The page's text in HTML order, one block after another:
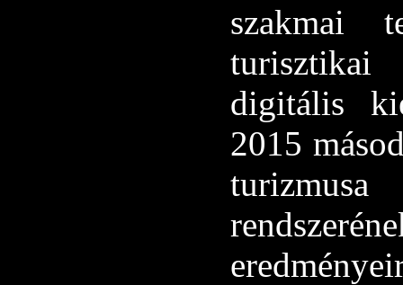
szakmai
turisztikai
digitális
2015